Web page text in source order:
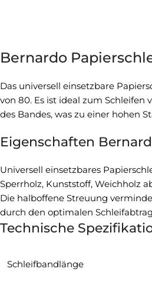
Bernardo
Das universell einsetzbare
von 80. Es ist ideal zum
des Bandes, was zu einer hohen
Eigenschaften
Universell einsetzbares
Sperrholz, Kunststoff, Weichholz
Die halboffene Streuung
durch den optimalen
Technische
Schleifbandlänge